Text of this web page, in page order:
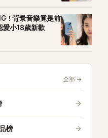
！背景音樂竟是前
愛小18歲新歡
全部 →
榜